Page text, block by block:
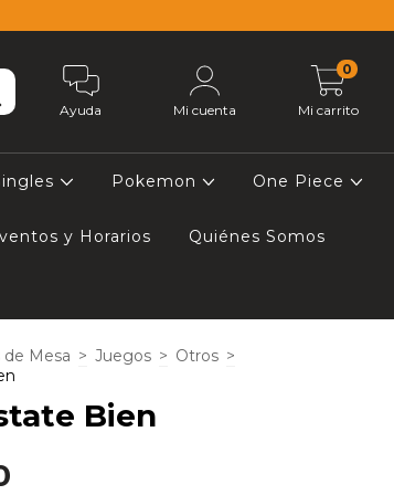
Ayuda Mi cuenta Mi carrito
0
Pokemon One Piece
y Horarios Quiénes Somos
Mesa > Juegos > Otros >
Bien